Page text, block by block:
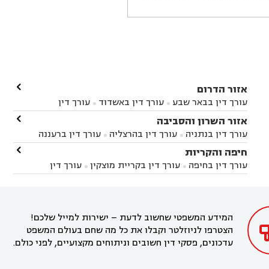
אזור הדרום
עורך דין בבאר שבע  עורך דין באשדוד 
עורך דין
באשקלון
עורך דין בבאר טוביה עורך דין בגן יבנה
עורך דין בניר הבנים עורך דין בערד
זיקים
עורך דין בנתיבות עורך דין בקרית מלאכי

אזור השרון והסביבה
עורך דין בנתניה  עורך דין בהרצליה  עורך דין ברעננה
עורך דין בחדרה עורך דין בכפר סבא
עורך דין בהוד
השרון
עורך דין באבן יהודה
עורך דין בחריש  עורך דין בקיסריה  עורך דין בקדימה

חיפה והקריות
עורך דין בחיפה  עורך דין בקריית מוצקין 
עורך דין
בקרית מוצקין
עורך דין בקריית אתא
עורך דין

המידע המשפטי שחשוב לדעת – ישירות למייל שלכם!
הצטרפו לניוזלטר וקבלו את כל מה שחם בעולם המשפט
עדכונים, פסקי דין חשובים וניתוחים מקצועיים, לפני כולם.